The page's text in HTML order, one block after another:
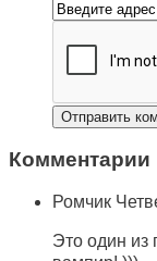
Комментарии
Ромчик
Это один из